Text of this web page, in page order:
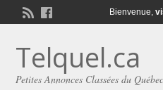
Bienvenue,
Telquel.ca
Petites Annonces Classées du Québec